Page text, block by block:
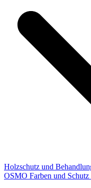
Holzschutz und
OSMO Farben und Schutz